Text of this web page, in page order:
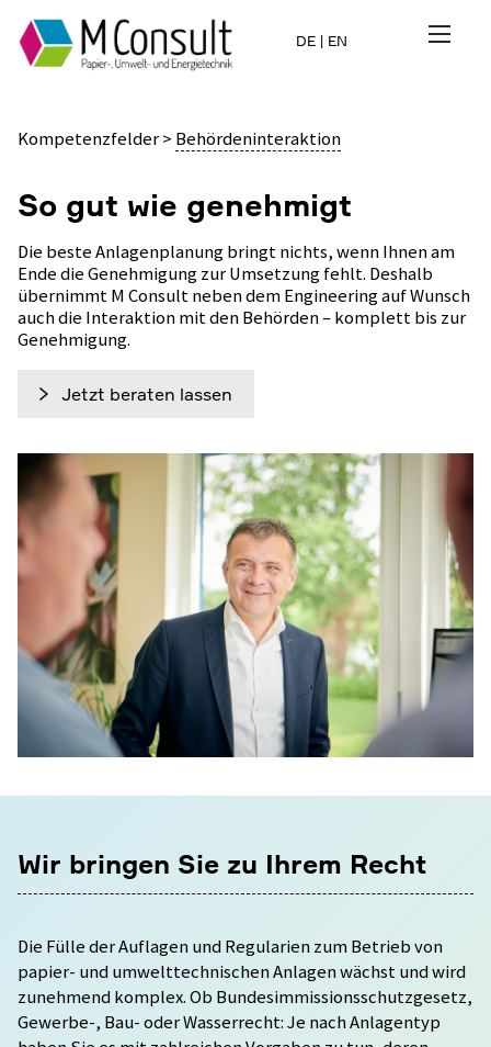
DE | EN
Kompetenzfelder> Behördeninteraktion
So gut wie genehmigt
Die beste Anlagenplanung bringt nichts, wenn Ihnen am
Ende die Genehmigung zur Umsetzung fehlt. Deshalb
übernimmt M Consult neben dem Engineering auf Wunsch
auch die Interaktion mit den Behörden – komplett bis zur
Genehmigung.
Jetzt beraten lassen
Wir bringen Sie zu Ihrem Recht
Die Fülle der Auflagen und Regularien zum Betrieb von
papier- und umwelt­technischen Anlagen wächst und wird
zunehmend komplex. Ob Bundes­immissions­schutz­gesetz,
Gewerbe-, Bau- oder Wasserrecht: Je nach Anlagentyp